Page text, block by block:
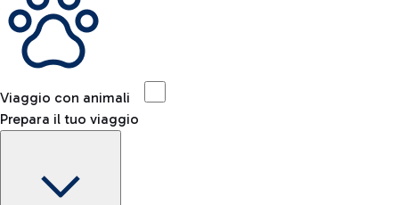
Viaggio con animali
Prepara il tuo viaggio